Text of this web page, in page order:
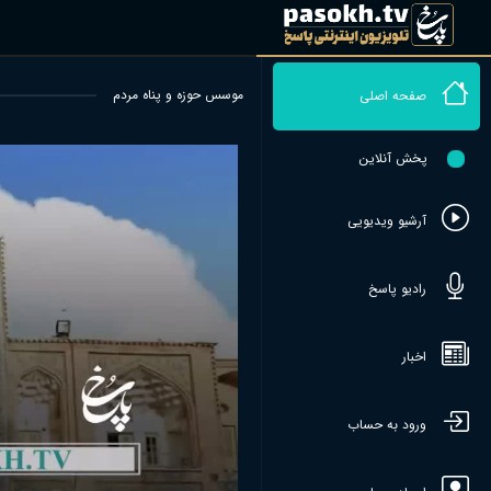
صفحه اصلی
پخش آنلاین
آرشیو ویدیویی
رادیو پاسخ
اخبار
ورود به حساب
موسس حوزه و پناه مردم